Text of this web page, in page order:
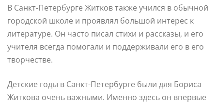
В Санкт-Петербурге Житков также учился в обычной
городской школе и проявлял большой интерес к
литературе. Он часто писал стихи и рассказы, и его
учителя всегда помогали и поддерживали его в его
творчестве.
Детские годы в Санкт-Петербурге были для Бориса
Житкова очень важными. Именно здесь он впервые